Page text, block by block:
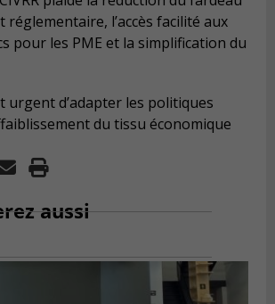
l’accès facilité aux
pour les PME et la simplification du
urgent d’adapter les politiques
du tissu économique
aussi